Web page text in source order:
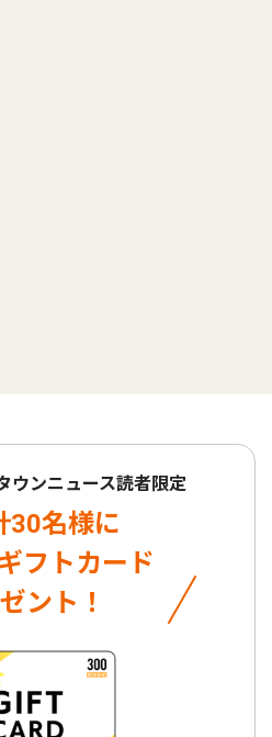
ウンニュース読者限定
30名様に
フトカード
ント！